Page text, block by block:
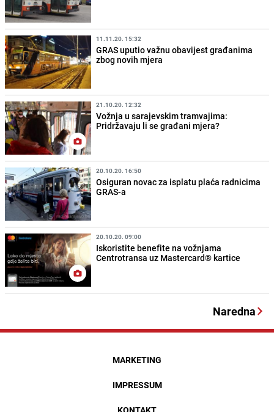
11.11.20. 15:32
GRAS uputio važnu obavijest građanima
zbog novih mjera
21.10.20. 12:32
Vožnja u sarajevskim tramvajima:
Pridržavaju li se građani mjera?
20.10.20. 16:50
Osiguran novac za isplatu plaća radnicima
GRAS-a
20.10.20. 09:00
Iskoristite benefite na vožnjama
Centrotransa uz Mastercard® kartice
Naredna
MARKETING
IMPRESSUM